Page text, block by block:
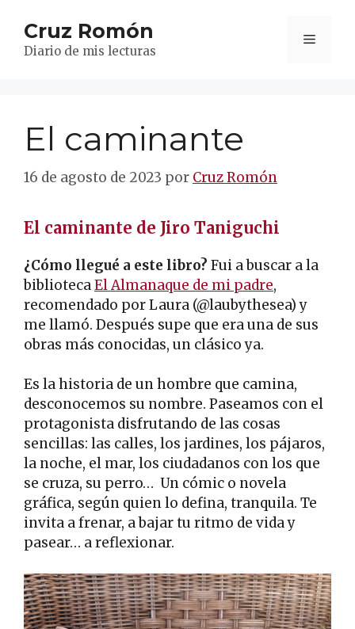
contenido
Cruz Romón
Diario de mis lecturas
Menú
El caminante
16 de agosto de 2023 por Cruz Romón
El caminante de Jiro Taniguchi
¿Cómo llegué a este libro? Fui a buscar a la
bibliotecaEl Almanaque de mi padre,
recomendado por Laura (@laubythesea) y
me llamó. Después supe que era una de sus
obras más conocidas, un clásico ya.
Es la historia de un hombre que camina,
desconocemos su nombre. Paseamos con el
protagonista disfrutando de las cosas
sencillas: las calles, los jardines, los pájaros,
la noche, el mar, los ciudadanos con los que
se cruza, su perro… Un cómic o novela
gráfica, según quien lo defina, tranquila. Te
invita a frenar, a bajar tu ritmo de vida y
pasear… a reflexionar.